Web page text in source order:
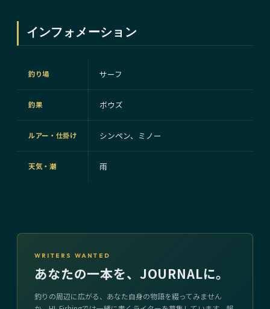
インフォメーション
釣り場 サーフ
釣果 ボウズ
ルアー・仕掛け シンペン、ミノー
天気・潮 雨
WRITERS WANTED
あなたの一本を、JOURNALに。
釣りの周辺に広がる、あなた自身の物語を綴ってみません